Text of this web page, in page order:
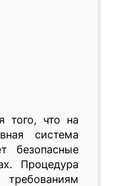
того, что на
система
безопасные
Процедура